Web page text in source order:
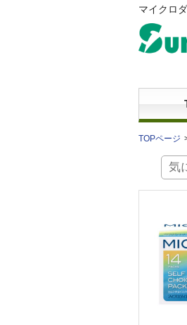
マイクロ
TOPページ